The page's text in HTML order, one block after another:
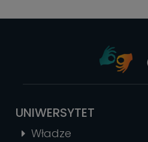
UNIWERSYTET
Władze